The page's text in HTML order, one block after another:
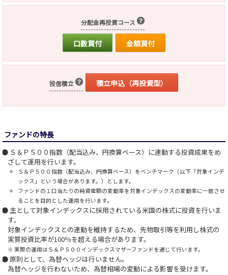
分配金再投資コース
口数買付 金額買付
投信積立 積立申込（再投資型）
ファンドの特長
Ｓ＆Ｐ５００指数（配当込み、円換算ベース）に連動する投資成果をめ
ざして運用を行います。
Ｓ＆Ｐ５００指数（配当込み、円換算ベース）をベンチマーク（以下「対象インデ
ックス」という場合があります。）とします。
ファンドの１口当たりの純資産額の変動率を対象インデックスの変動率に一致させ
ることを目的とした運用を行います。
主として対象インデックスに採用されている米国の株式に投資を行いま
す。
対象インデックスとの連動を維持するため、先物取引等を利用し株式の
実質投資比率が100％を超える場合があります。
※ 実際の運用はＳ＆Ｐ５００インデックスマザーファンドを通じて行います。
原則として、為替ヘッジは行いません。
為替ヘッジを行わないため、為替相場の変動による影響を受けます。